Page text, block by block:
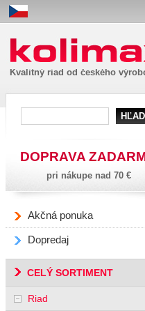
Kolimax
DOPRAVA
pri nákupe nad 70 €
Akčná ponuka
Dopredaj
CELÝ SORTIMENT
Riad
Kvalitný riad od českého